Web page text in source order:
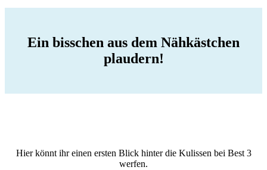
Ein bisschen aus dem Nähkästchen
plaudern!
Hier könnt ihr einen ersten Blick hinter die Kulissen bei Best 3
werfen.